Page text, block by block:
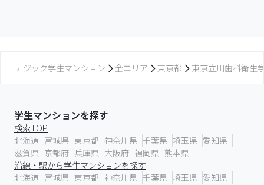
ナジック学生マンション 全エリア 東京都 東京立川歯科衛生
学生マンションを探す
検索TOP
北海道 宮城県 東京都 神奈川県 千葉県 埼玉県 愛知県
滋賀県 京都府 兵庫県 大阪府 福岡県 熊本県
沿線・駅から学生マンションを探す
北海道 宮城県 東京都 神奈川県 千葉県 埼玉県 愛知県